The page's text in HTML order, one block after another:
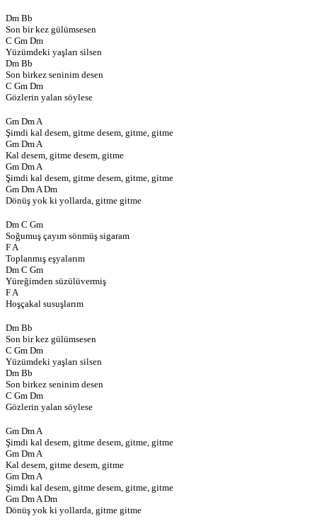
Dm Bb
Son bir kez gülümsesen
C Gm Dm
Yüzümdeki yaşları silsen
Dm Bb
Son birkez seninim desen
C Gm Dm
Gözlerin yalan söylese
Gm Dm A
Şimdi kal desem, gitme desem, gitme, gitme
Gm Dm A
Kal desem, gitme desem, gitme
Gm Dm A
Şimdi kal desem, gitme desem, gitme, gitme
Gm Dm A Dm
Dönüş yok ki yollarda, gitme gitme
Dm C Gm
Soğumuş çayım sönmüş sigaram
F A
Toplanmış eşyalarım
Dm C Gm
Yüreğimden süzülüvermiş
F A
Hoşçakal susuşlarım
Dm Bb
Son bir kez gülümsesen
C Gm Dm
Yüzümdeki yaşları silsen
Dm Bb
Son birkez seninim desen
C Gm Dm
Gözlerin yalan söylese
Gm Dm A
Şimdi kal desem, gitme desem, gitme, gitme
Gm Dm A
Kal desem, gitme desem, gitme
Gm Dm A
Şimdi kal desem, gitme desem, gitme, gitme
Gm Dm A Dm
Dönüş yok ki yollarda, gitme gitme